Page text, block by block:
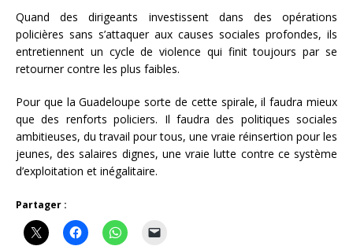
Quand des dirigeants investissent dans des opérations
policières sans s’attaquer aux causes sociales profondes, ils
entretiennent un cycle de violence qui finit toujours par se
retourner contre les plus faibles.
Pour que la Guadeloupe sorte de cette spirale, il faudra mieux
que des renforts policiers. Il faudra des politiques sociales
ambitieuses, du travail pour tous, une vraie réinsertion pour les
jeunes, des salaires dignes, une vraie lutte contre ce système
d’exploitation et inégalitaire.
Partager :